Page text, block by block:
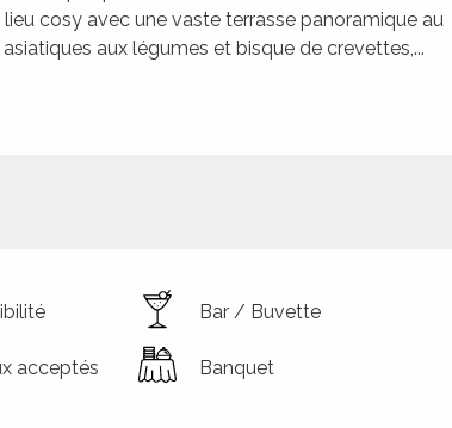
cosy avec une vaste terrasse panoramique au
aux légumes et bisque de crevettes,...
Bar / Buvette
acceptés Banquet